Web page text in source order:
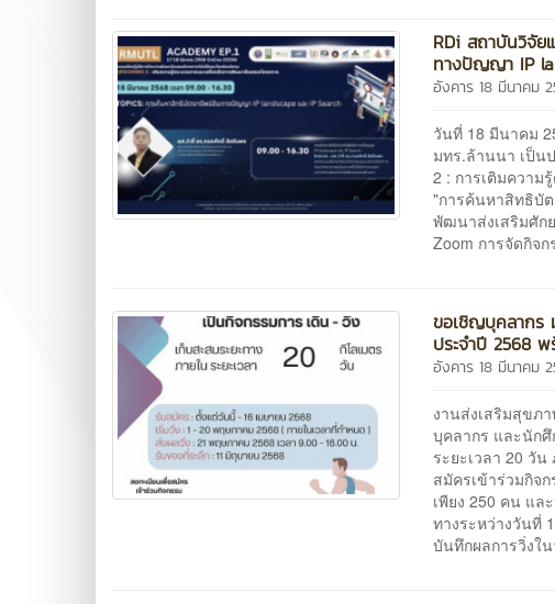
RDi สถาบันวิจั
ทางปัญญา IP
อังคาร 18 มีนาคม
วันที่ 18 มีนาคม
มทร.ล้านนา เป็น
2 : การเติมความ
"การค้นหาสิทธิบั
พัฒนาส่งเสริมศัก
Zoom การจัดกิจ
ขอเชิญบุคลากร
ประจำปี 2568
อังคาร 18 มีนาคม
งานส่งเสริมสุขภ
บุคลากร และนักศึ
ระยะเวลา 20 วั
สมัครเข้าร่วมกิจ
เพียง 250 คน แล
ทางระหว่างวันที่
บันทึกผลการวิ่งใ